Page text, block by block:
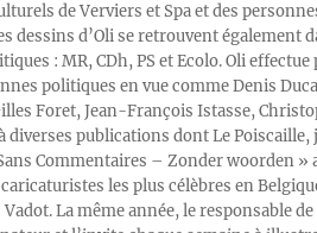
de Verviers et Spa et des
dessins d’Oli se retrouvent également
: MR, CDh, PS et Ecolo. Oli
politiques en vue comme Denis
Foret, Jean-François Istasse,
diverses publications dont Le
Commentaires – Zonder woorden »
les plus célèbres en
La même année, le responsable